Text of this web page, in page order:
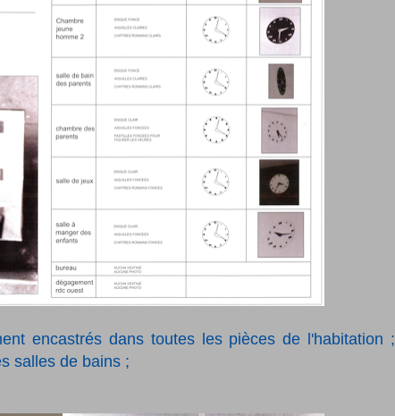
encastrés dans toutes les pièces de l'habitation ;
salles de bains ;